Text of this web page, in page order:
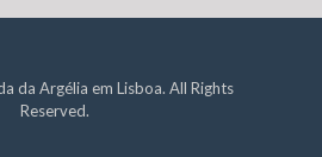
da Argélia em Lisboa. All Rights
Reserved.